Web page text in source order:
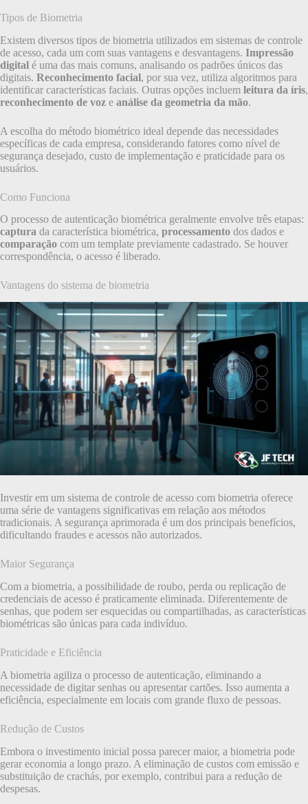
Tipos de Biometria
Existem diversos tipos de biometria utilizados em sistemas de controle
de acesso, cada um com suas vantagens e desvantagens. Impressão
digital é uma das mais comuns, analisando os padrões únicos das
digitais. Reconhecimento facial, por sua vez, utiliza algoritmos para
identificar características faciais. Outras opções incluem leitura da íris,
reconhecimento de voz e análise da geometria da mão.
A escolha do método biométrico ideal depende das necessidades
específicas de cada empresa, considerando fatores como nível de
segurança desejado, custo de implementação e praticidade para os
usuários.
Como Funciona
O processo de autenticação biométrica geralmente envolve três etapas:
captura da característica biométrica, processamento dos dados e
comparação com um template previamente cadastrado. Se houver
correspondência, o acesso é liberado.
Vantagens do sistema de biometria
Investir em um sistema de controle de acesso com biometria oferece
uma série de vantagens significativas em relação aos métodos
tradicionais. A segurança aprimorada é um dos principais benefícios,
dificultando fraudes e acessos não autorizados.
Maior Segurança
Com a biometria, a possibilidade de roubo, perda ou replicação de
credenciais de acesso é praticamente eliminada. Diferentemente de
senhas, que podem ser esquecidas ou compartilhadas, as características
biométricas são únicas para cada indivíduo.
Praticidade e Eficiência
A biometria agiliza o processo de autenticação, eliminando a
necessidade de digitar senhas ou apresentar cartões. Isso aumenta a
eficiência, especialmente em locais com grande fluxo de pessoas.
Redução de Custos
Embora o investimento inicial possa parecer maior, a biometria pode
gerar economia a longo prazo. A eliminação de custos com emissão e
substituição de crachás, por exemplo, contribui para a redução de
despesas.